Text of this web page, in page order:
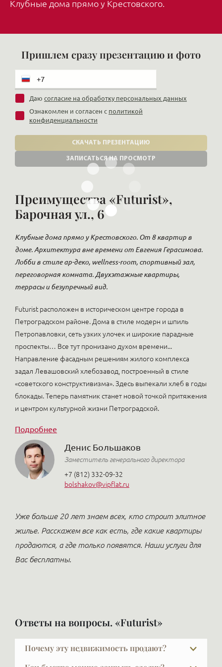
Клубные дома прямо у Крестовского.
Пришлем сразу презентацию и фото
Даю согласие на обработку персональных данных
Ознакомлен и согласен с политикой
конфиденциальности
СКАЧАТЬ ПРЕЗЕНТАЦИЮ
ЗАПИСАТЬСЯ НА ПРОСМОТР
Преимущества «Futurist»,
Барочная ул., 6
Клубные дома прямо у Крестовского. От 8 квартир в
доме. Архитектура вне времени от Евгения Герасимова.
Лобби в стиле ар-деко, wellness-room, спортивный зал,
переговорная комната. Двухэтажные квартиры,
террасы и безупречный вид.
Futurist расположен в историческом центре города в
Петроградском районе. Дома в стиле модерн и шпиль
Петропавловки, сеть узких улочек и широкие парадные
проспекты… Все тут пронизано духом времени...
Направление фасадным решениям жилого комплекса
задал Левашовский хлебозавод, построенный в стиле
«советского конструктивизма». Здесь выпекали хлеб в годы
блокады. Теперь памятник станет новой точкой притяжения
и центром культурной жизни Петроградской.
Подробнее
Денис Большаков
Заместитель генерального директора
+7 (812) 332-09-32
bolshakov@vipflat.ru
Уже больше 20 лет знаем всех, кто строит элитное
жилье. Расскажем все как есть, где какие квартиры
продаются, а где только появятся. Наши услуги для
Вас бесплатны.
Ответы на вопросы. «Futurist»
Почему эту недвижимость продают?
Причины абсолютно разные: изменилась семья,